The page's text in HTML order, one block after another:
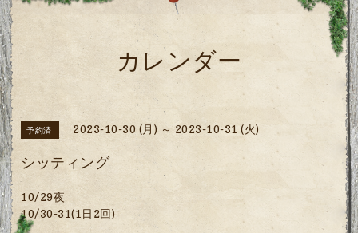
カレンダー
予約済 2023-10-30 (月) ～ 2023-10-31 (火)
シッティング
10/29夜
10/30-31(1日2回)